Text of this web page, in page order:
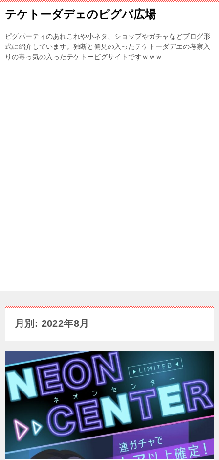
テケトーダデェのピグパ広場
ピグパーティのあれこれや小ネタ、ショップやガチャなどブログ形
式に紹介しています。独断と偏見の入ったテケトーダデエの考察入
りの毒っ気の入ったテケトーピグサイトですｗｗｗ
月別: 2022年8月